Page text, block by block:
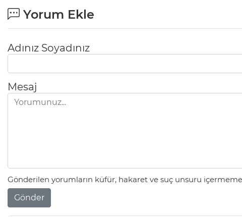
Yorum Ekle
Adınız Soyadınız
Mesaj
Gönderilen yorumların küfür, hakaret ve suç unsuru
Gönder